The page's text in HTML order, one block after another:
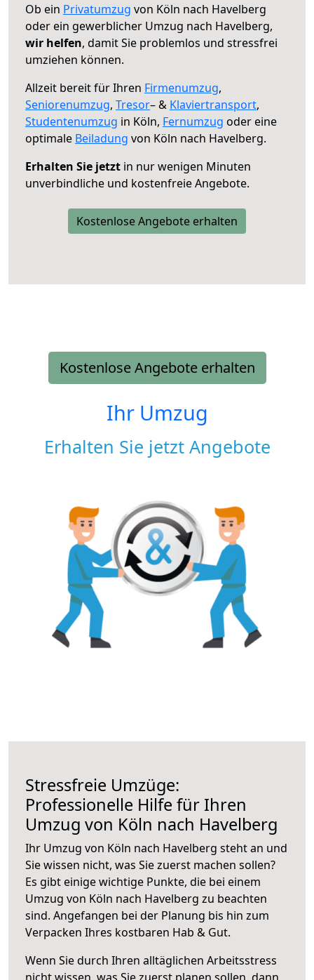
Ob ein Privatumzug von Köln nach Havelberg
oder ein gewerblicher Umzug nach Havelberg,
wir helfen, damit Sie problemlos und stressfrei
umziehen können.
Allzeit bereit für Ihren Firmenumzug,
Seniorenumzug, Tresor– & Klaviertransport,
Studentenumzug in Köln, Fernumzug oder eine
optimale Beiladung von Köln nach Havelberg.
Erhalten Sie jetzt in nur wenigen Minuten
unverbindliche und kostenfreie Angebote.
Kostenlose Angebote erhalten
Kostenlose Angebote erhalten
Ihr Umzug
Erhalten Sie jetzt Angebote
Stressfreie Umzüge:
Professionelle Hilfe für Ihren
Umzug von Köln nach Havelberg
Ihr Umzug von Köln nach Havelberg steht an und
Sie wissen nicht, was Sie zuerst machen sollen?
Es gibt einige wichtige Punkte, die bei einem
Umzug von Köln nach Havelberg zu beachten
sind. Angefangen bei der Planung bis hin zum
Verpacken Ihres kostbaren Hab & Gut.
Wenn Sie durch Ihren alltäglichen Arbeitsstress